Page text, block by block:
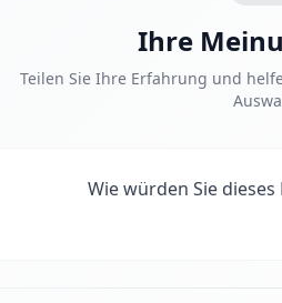
Ihre
Teilen Sie Ihre Erfahrung und
Wie würden Sie